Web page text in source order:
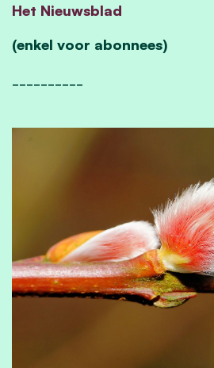
Het Nieuwsblad
(enkel voor abonnees)